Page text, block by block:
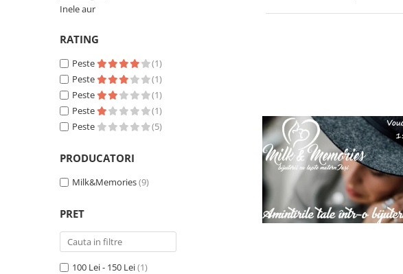
Pandantive
Pandantive aur
Pandantive argint
Vouchere Cadou
Seturi din aur
Inele aur
RATING
Peste
(1)
Peste
(1)
Peste
(1)
Peste
(1)
Peste
(5)
PRODUCATORI
Milk&Memories(9)
PRET
100 Lei - 150 Lei(1)